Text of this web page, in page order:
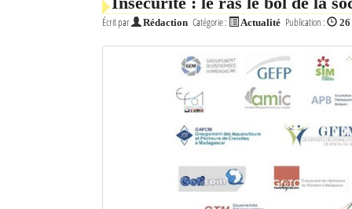
Écrit par Rédaction Catégorie : Actualité Publication :